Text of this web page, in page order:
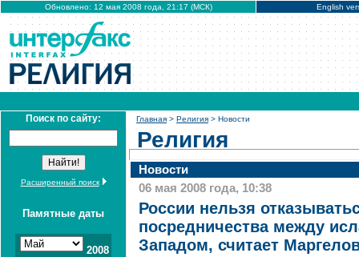
Обновлено: 12 мая 2008 года, 21:17 (МСК) English
Поиск по сайту:
Расширенный поиск
Памятные даты
2008
Главная > Религия > Новости
Религия
Новости
06 мая 2008 года, 10:38
России нельзя
посредничества между
Западом, считает